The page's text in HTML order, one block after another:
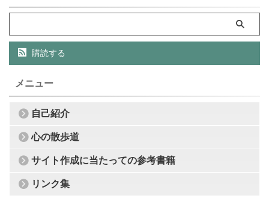
購読する
メニュー
自己紹介
心の散歩道
サイト作成に当たっての参考書籍
リンク集